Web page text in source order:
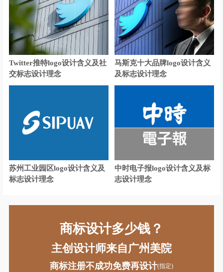
生物科技logo设计 水管logo设计
SUVlogo设计 商务车logo设计
扫地机logo设计 手机logo设计
3C产品logo设计 首饰logo设计
手表logo设计 食品酒水商标设计
石英表logo设计 寿司logo设计
食品logo设计 糖果logo设计
童装logo设计 甜品logo设计
Twitter推特logo设计含义及社
交标志设计理念
马斯克十大品牌logo设计含义
及标志设计理念
苏州工业园区logo设计含义及
标志设计理念
中时电子报logo设计含义及标
志设计理念
商标设计多少钱？
主创设计师来自广州美院
商标注册不成功免费再设计(指定)